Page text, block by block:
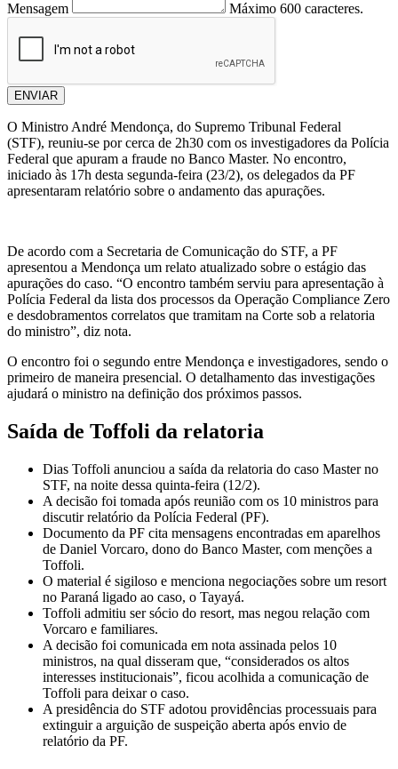
Mensagem Máximo 600 caracteres.
ENVIAR
O Ministro André Mendonça, do Supremo Tribunal Federal
(STF), reuniu-se por cerca de 2h30 com os investigadores da Polícia
Federal que apuram a fraude no Banco Master. No encontro,
iniciado às 17h desta segunda-feira (23/2), os delegados da PF
apresentaram relatório sobre o andamento das apurações.
De acordo com a Secretaria de Comunicação do STF, a PF
apresentou a Mendonça um relato atualizado sobre o estágio das
apurações do caso. “O encontro também serviu para apresentação à
Polícia Federal da lista dos processos da Operação Compliance Zero
e desdobramentos correlatos que tramitam na Corte sob a relatoria
do ministro”, diz nota.
O encontro foi o segundo entre Mendonça e investigadores, sendo o
primeiro de maneira presencial. O detalhamento das investigações
ajudará o ministro na definição dos próximos passos.
Saída de Toffoli da relatoria
Dias Toffoli anunciou a saída da relatoria do caso Master no
STF, na noite dessa quinta-feira (12/2).
A decisão foi tomada após reunião com os 10 ministros para
discutir relatório da Polícia Federal (PF).
Documento da PF cita mensagens encontradas em aparelhos
de Daniel Vorcaro, dono do Banco Master, com menções a
Toffoli.
O material é sigiloso e menciona negociações sobre um resort
no Paraná ligado ao caso, o Tayayá.
Toffoli admitiu ser sócio do resort, mas negou relação com
Vorcaro e familiares.
A decisão foi comunicada em nota assinada pelos 10
ministros, na qual disseram que, “considerados os altos
interesses institucionais”, ficou acolhida a comunicação de
Toffoli para deixar o caso.
A presidência do STF adotou providências processuais para
extinguir a arguição de suspeição aberta após envio de
relatório da PF.